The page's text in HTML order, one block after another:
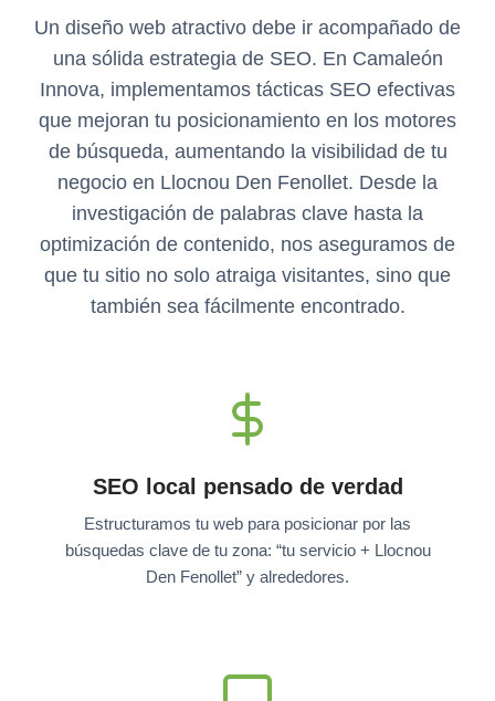
Un diseño web atractivo debe ir acompañado de
una sólida estrategia de SEO. En Camaleón
Innova, implementamos tácticas SEO efectivas
que mejoran tu posicionamiento en los motores
de búsqueda, aumentando la visibilidad de tu
negocio en Llocnou Den Fenollet. Desde la
investigación de palabras clave hasta la
optimización de contenido, nos aseguramos de
que tu sitio no solo atraiga visitantes, sino que
también sea fácilmente encontrado.
SEO local pensado de verdad
Estructuramos tu web para posicionar por las
búsquedas clave de tu zona: “tu servicio + Llocnou
Den Fenollet” y alrededores.